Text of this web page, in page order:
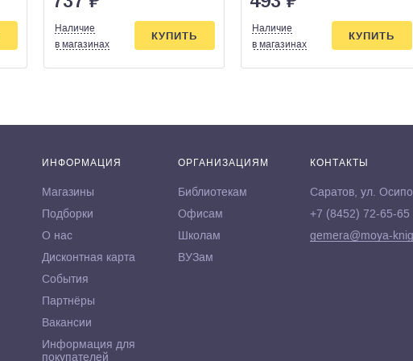
Наличие
в магазинах
КУПИТЬ
Наличие
в магазинах
КУПИТЬ
ИНФОРМАЦИЯ
Магазины
Подборки
О нас
Дисконтная карта
События
Партнёры
Вакансии
Информация для
покупателей
ОРГАНИЗАЦИЯМ
Библиотекам
Офисам
Школам
ВУЗам
КОНТАКТЫ
Саратов, ул.
+7 (8452) 72-65-65
gemera@moya-